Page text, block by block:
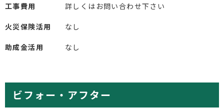
工事費用 詳しくはお問い合わせ下さい
火災保険活用 なし
助成金活用 なし
ビフォー・アフター